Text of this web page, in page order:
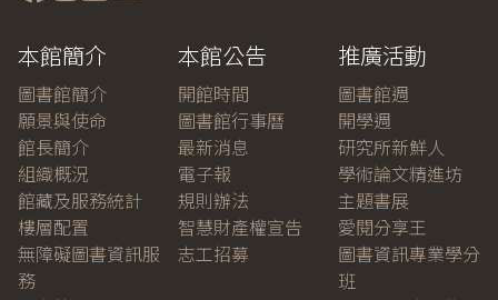
本館簡介
圖書館簡介
願景與使命
館長簡介
組織概況
館藏及服務統計
樓層配置
無障礙圖書資訊服
務
本館公告
開館時間
圖書館行事曆
最新消息
電子報
規則辦法
智慧財產權宣告
志工招募
推廣活動
圖書館週
開學週
研究所新鮮人
學術論文精進坊
主題書展
愛閱分享王
圖書資訊專業學分
班